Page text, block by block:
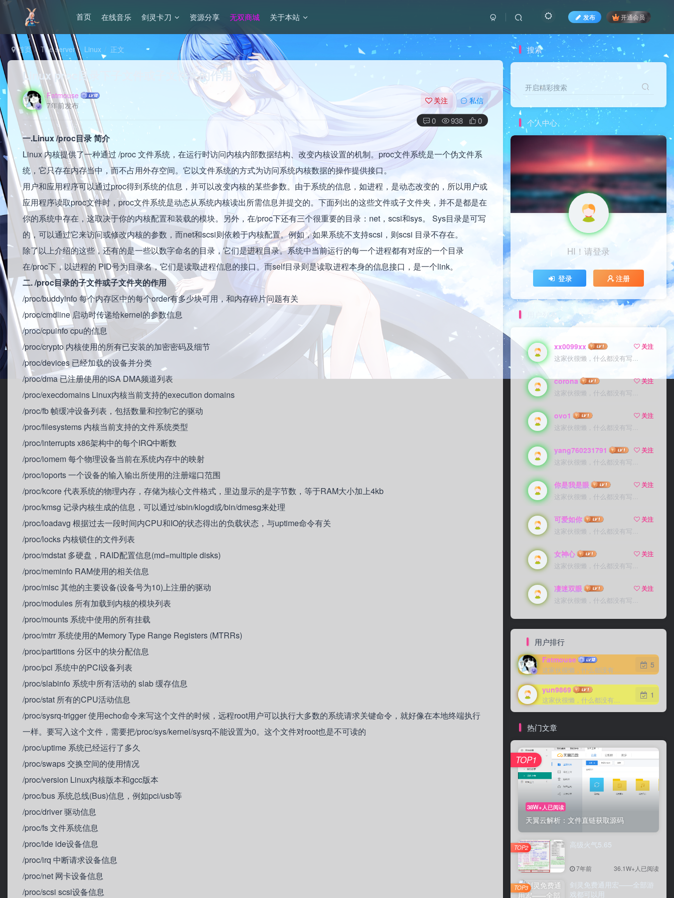
首页 在线音乐 剑灵卡刀 资源分享 无双商城 关于本站 发布 开通会员
首页 The server Linux 正文
Linux proc目录下子文件或子文件夹的作用
Fatmouse
7年前发布
关注 私信
0 938 0
一.Linux /proc目录 简介
Linux 内核提供了一种通过 /proc 文件系统，在运行时访问内核内部数据结构、改变内核设置的机制。proc文件系统是一个伪文件系
统，它只存在内存当中，而不占用外存空间。它以文件系统的方式为访问系统内核数据的操作提供接口。
用户和应用程序可以通过proc得到系统的信息，并可以改变内核的某些参数。由于系统的信息，如进程，是动态改变的，所以用户或
应用程序读取proc文件时，proc文件系统是动态从系统内核读出所需信息并提交的。下面列出的这些文件或子文件夹，并不是都是在
你的系统中存在，这取决于你的内核配置和装载的模块。另外，在/proc下还有三个很重要的目录：net，scsi和sys。 Sys目录是可写
的，可以通过它来访问或修改内核的参数，而net和scsi则依赖于内核配置。例如，如果系统不支持scsi，则scsi 目录不存在。
除了以上介绍的这些，还有的是一些以数字命名的目录，它们是进程目录。系统中当前运行的每一个进程都有对应的一个目录
在/proc下，以进程的 PID号为目录名，它们是读取进程信息的接口。而self目录则是读取进程本身的信息接口，是一个link。
二. /proc目录的子文件或子文件夹的作用
/proc/buddyinfo 每个内存区中的每个order有多少块可用，和内存碎片问题有关
/proc/cmdline 启动时传递给kernel的参数信息
/proc/cpuinfo cpu的信息
/proc/crypto 内核使用的所有已安装的加密密码及细节
/proc/devices 已经加载的设备并分类
/proc/dma 已注册使用的ISA DMA频道列表
/proc/execdomains Linux内核当前支持的execution domains
/proc/fb 帧缓冲设备列表，包括数量和控制它的驱动
/proc/filesystems 内核当前支持的文件系统类型
/proc/interrupts x86架构中的每个IRQ中断数
/proc/iomem 每个物理设备当前在系统内存中的映射
/proc/ioports 一个设备的输入输出所使用的注册端口范围
/proc/kcore 代表系统的物理内存，存储为核心文件格式，里边显示的是字节数，等于RAM大小加上4kb
/proc/kmsg 记录内核生成的信息，可以通过/sbin/klogd或/bin/dmesg来处理
/proc/loadavg 根据过去一段时间内CPU和IO的状态得出的负载状态，与uptime命令有关
/proc/locks 内核锁住的文件列表
/proc/mdstat 多硬盘，RAID配置信息(md=multiple disks)
/proc/meminfo RAM使用的相关信息
/proc/misc 其他的主要设备(设备号为10)上注册的驱动
/proc/modules 所有加载到内核的模块列表
/proc/mounts 系统中使用的所有挂载
/proc/mtrr 系统使用的Memory Type Range Registers (MTRRs)
/proc/partitions 分区中的块分配信息
/proc/pci 系统中的PCI设备列表
/proc/slabinfo 系统中所有活动的 slab 缓存信息
/proc/stat 所有的CPU活动信息
/proc/sysrq-trigger 使用echo命令来写这个文件的时候，远程root用户可以执行大多数的系统请求关键命令，就好像在本地终端执行
一样。要写入这个文件，需要把/proc/sys/kernel/sysrq不能设置为0。这个文件对root也是不可读的
/proc/uptime 系统已经运行了多久
/proc/swaps 交换空间的使用情况
/proc/version Linux内核版本和gcc版本
/proc/bus 系统总线(Bus)信息，例如pci/usb等
/proc/driver 驱动信息
/proc/fs 文件系统信息
/proc/ide ide设备信息
/proc/irq 中断请求设备信息
/proc/net 网卡设备信息
/proc/scsi scsi设备信息
搜索
开启精彩搜索
个人中心
HI！请登录
登录 注册
用户列表
xx0099xx
关注
这家伙很懒，什么都没有写...
corona
关注
这家伙很懒，什么都没有写...
ovo1
关注
这家伙很懒，什么都没有写...
yang760231791
关注
这家伙很懒，什么都没有写...
你是我是眼
关注
这家伙很懒，什么都没有写...
可爱如你
关注
这家伙很懒，什么都没有写...
女神心
关注
这家伙很懒，什么都没有写...
凄迷双眼
关注
这家伙很懒，什么都没有写...
用户排行
Fatmouse
这家伙很懒，什么都没有写...
5
yun9869
这家伙很懒，什么都没有写...
1
热门文章
38W+人已阅读
天翼云解析：文件直链获取源码
TOP1
高级火气5.65
7年前 36.1W+人已阅读
TOP2
剑灵免费通用宏——全部游
戏都可以用
TOP3